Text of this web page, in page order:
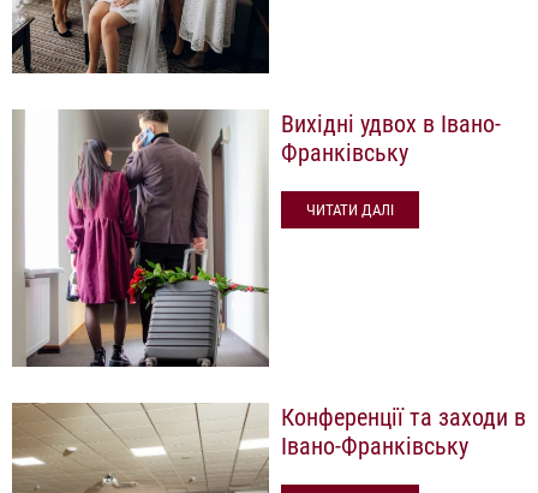
Вихідні удвох в Івано-
Франківську
ЧИТАТИ ДАЛІ
Конференції та заходи в
Івано-Франківську